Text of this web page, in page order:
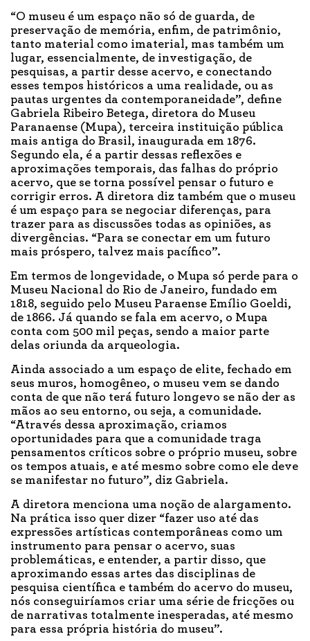
“O museu é um espaço não só de guarda, de
preservação de memória, enfim, de patrimônio,
tanto material como imaterial, mas também um
lugar, essencialmente, de investigação, de
pesquisas, a partir desse acervo, e conectando
esses tempos históricos a uma realidade, ou as
pautas urgentes da contemporaneidade”, define
Gabriela Ribeiro Betega, diretora do Museu
Paranaense (Mupa), terceira instituição pública
mais antiga do Brasil, inaugurada em 1876.
Segundo ela, é a partir dessas reflexões e
aproximações temporais, das falhas do próprio
acervo, que se torna possível pensar o futuro e
corrigir erros. A diretora diz também que o museu
é um espaço para se negociar diferenças, para
trazer para as discussões todas as opiniões, as
divergências. “Para se conectar em um futuro
mais próspero, talvez mais pacífico”.
Em termos de longevidade, o Mupa só perde para o
Museu Nacional do Rio de Janeiro, fundado em
1818, seguido pelo Museu Paraense Emílio Goeldi,
de 1866. Já quando se fala em acervo, o Mupa
conta com 500 mil peças, sendo a maior parte
delas oriunda da arqueologia.
Ainda associado a um espaço de elite, fechado em
seus muros, homogêneo, o museu vem se dando
conta de que não terá futuro longevo se não der as
mãos ao seu entorno, ou seja, a comunidade.
“Através dessa aproximação, criamos
oportunidades para que a comunidade traga
pensamentos críticos sobre o próprio museu, sobre
os tempos atuais, e até mesmo sobre como ele deve
se manifestar no futuro”, diz Gabriela.
A diretora menciona uma noção de alargamento.
Na prática isso quer dizer “fazer uso até das
expressões artísticas contemporâneas como um
instrumento para pensar o acervo, suas
problemáticas, e entender, a partir disso, que
aproximando essas artes das disciplinas de
pesquisa científica e também do acervo do museu,
nós conseguiríamos criar uma série de fricções ou
de narrativas totalmente inesperadas, até mesmo
para essa própria história do museu”.